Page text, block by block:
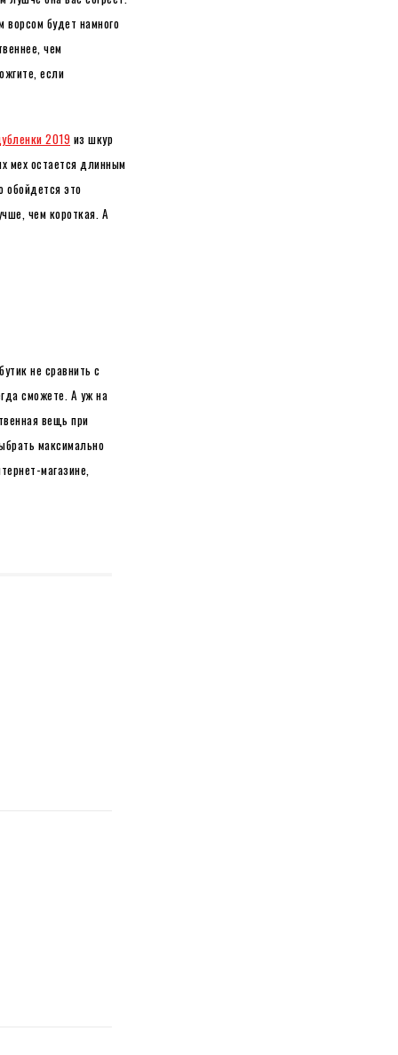
будет намного
чем
если
2019 из шкур
мех остается длинным
обойдется это
чем короткая. А
не сравнить с
сможете. А уж на
вещь при
максимально
магазине,